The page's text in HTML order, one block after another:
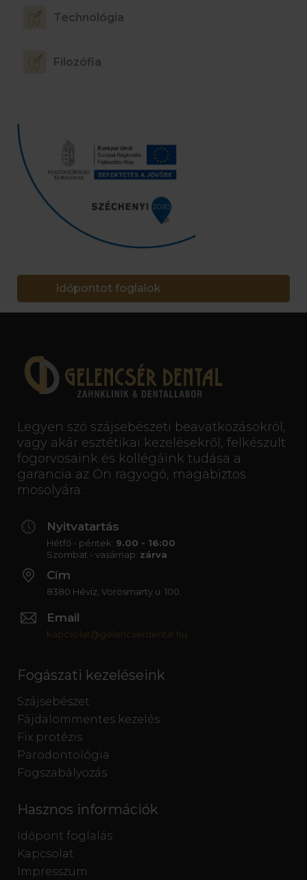
Technológia
Filozófia
Időpontot foglalok
Legyen szó szájsebészeti beavatkozásokról,
vagy akár esztétikai kezelésekről, felkészült
fogorvosaink és kollégáink tudása a
garancia az Ön ragyogó, magabiztos
mosolyára.
Nyitvatartás
Hétfő - péntek: 9.00 - 16:00
Szombat - vasárnap: zárva
Cím
8380 Hévíz, Vörösmarty u. 100.
Email
kapcsolat@gelencserdental.hu
Fogászati kezeléseink
Szájsebészet
Fájdalommentes kezelés
Fix protézis
Parodontológia
Fogszabályozás
Hasznos információk
Időpont foglalás
Kapcsolat
Impresszum